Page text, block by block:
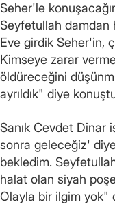
Seher'le
Seyfetullah damdan
Eve girdik Seher'in,
Kimseye zarar
öldüreceğini
ayrıldık" diye
Sanık Cevdet Dinar
sonra geleceğiz'
bekledim.
halat olan siyah
Olayla bir ilgim yok"